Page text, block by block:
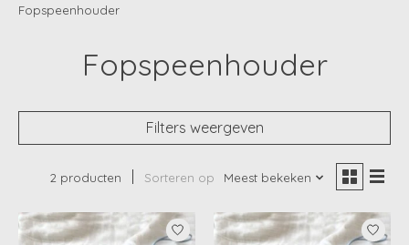
Fopspeenhouder
Fopspeenhouder
Filters weergeven
2 producten Sorteren op Meest bekeken